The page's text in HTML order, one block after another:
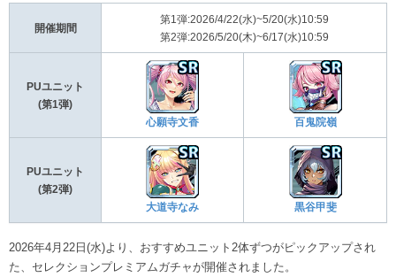
開催期間
第1弾:2026/4/22(水)~5/20(水)10:59
第2弾:2026/5/20(木)~6/17(水)10:59
PUユニット
(第1弾)
心願寺文香
百鬼院嶺
PUユニット
(第2弾)
大道寺なみ
黒谷甲斐
2026年4月22日(水)より、おすすめユニット2体ずつがピックアップされ
た、セレクションプレミアムガチャが開催されました。